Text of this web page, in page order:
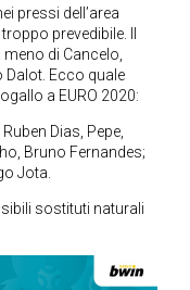
pressi dell’area
prevedibile. Il
di Cancelo,
Ecco quale
a EURO 2020:
Dias, Pepe,
Bruno Fernandes;
Jota.
sostituti naturali